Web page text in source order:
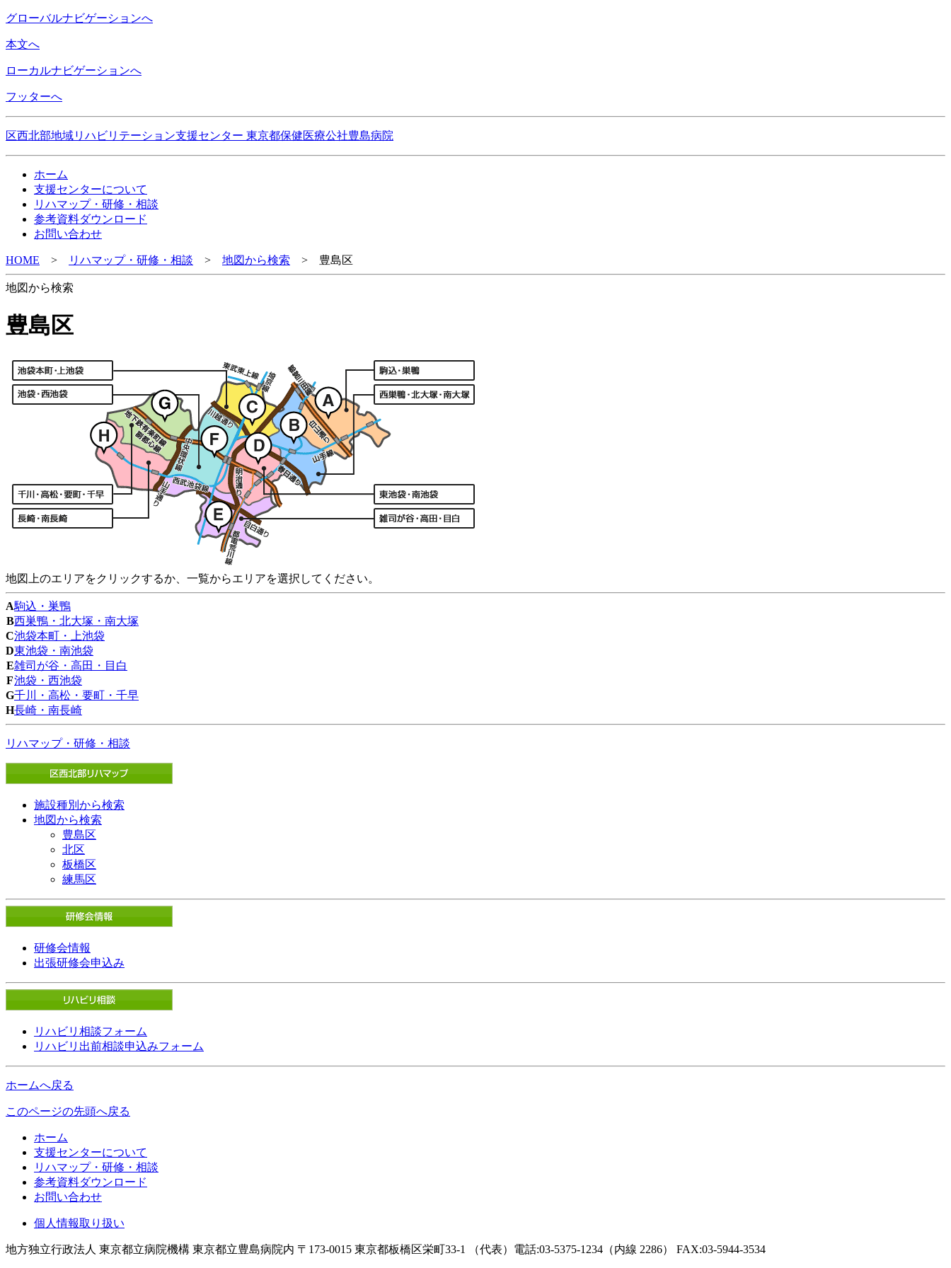
グローバルナビゲーションへ
本文へ
ローカルナビゲーションへ
フッターへ
区西北部地域リハビリテーション支援センター 東京都保健医療公社豊島病院
ホーム
支援センターについて
リハマップ・研修・相談
参考資料ダウンロード
お問い合わせ
HOME > リハマップ・研修・相談 > 地図から検索 > 豊島区
地図から検索
豊島区
地図上のエリアをクリックするか、一覧からエリアを選択してください。
A駒込・巣鴨
B西巣鴨・北大塚・南大塚
C池袋本町・上池袋
D東池袋・南池袋
E雑司が谷・高田・目白
F池袋・西池袋
G千川・高松・要町・千早
H長崎・南長崎
リハマップ・研修・相談
施設種別から検索
地図から検索
豊島区
北区
板橋区
練馬区
研修会情報
出張研修会申込み
リハビリ相談フォーム
リハビリ出前相談申込みフォーム
ホームへ戻る
このページの先頭へ戻る
ホーム
支援センターについて
リハマップ・研修・相談
参考資料ダウンロード
お問い合わせ
個人情報取り扱い
地方独立行政法人 東京都立病院機構 東京都立豊島病院内 〒173-0015 東京都板橋区栄町33-1 （代表）電話:03-5375-1234（内線 2286） FAX:03-5944-3534